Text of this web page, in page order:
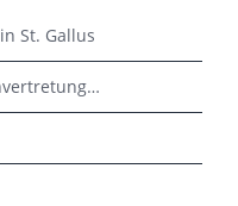
St. Gallus